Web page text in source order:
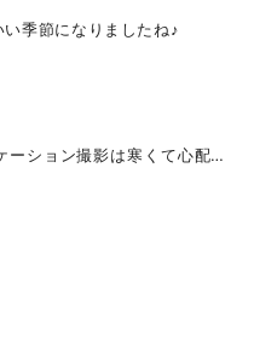
季節になりましたね♪
ーション撮影は寒くて心配…